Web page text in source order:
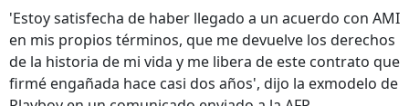
'Estoy satisfecha de haber llegado a un acuerdo con AMI
en mis propios términos, que me devuelve los derechos
de la historia de mi vida y me libera de este contrato que
firmé engañada hace casi dos años', dijo la exmodelo de